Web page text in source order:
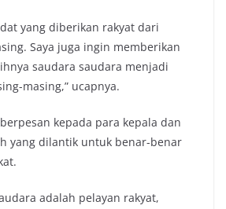
yang diberikan rakyat dari
Saya juga ingin memberikan
saudara saudara menjadi
masing,” ucapnya.
kepada para kepala dan
yang dilantik untuk benar-benar
adalah pelayan rakyat,